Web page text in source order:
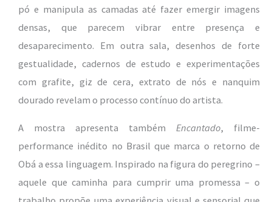
pó e manipula as camadas até fazer emergir imagens
densas, que parecem vibrar entre presença e
desaparecimento. Em outra sala, desenhos de forte
gestualidade, cadernos de estudo e experimentações
com grafite, giz de cera, extrato de nós e nanquim
dourado revelam o processo contínuo do artista.
A mostra apresenta também Encantado, filme-
performance inédito no Brasil que marca o retorno de
Obá a essa linguagem. Inspirado na figura do peregrino –
aquele que caminha para cumprir uma promessa – o